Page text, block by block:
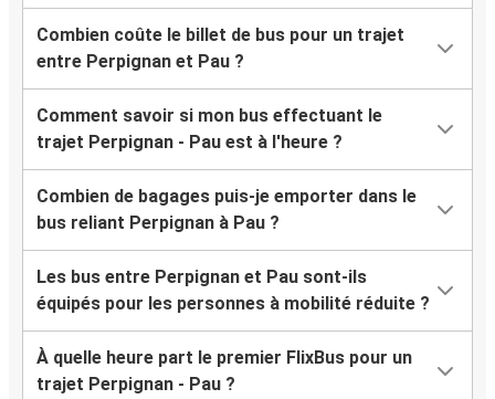
Combien coûte le billet de bus pour un trajet
entre Perpignan et Pau ?
Comment savoir si mon bus effectuant le
trajet Perpignan - Pau est à l'heure ?
Combien de bagages puis-je emporter dans le
bus reliant Perpignan à Pau ?
Les bus entre Perpignan et Pau sont-ils
équipés pour les personnes à mobilité réduite ?
À quelle heure part le premier FlixBus pour un
trajet Perpignan - Pau ?